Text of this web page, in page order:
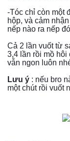
-Tóc chỉ còn một
hộp, và cảm
nếp nào ra nếp
Cả 2 lần vuốt từ
3,4 lần rồi mồ hôi
vẫn ngon luôn
Lưu ý : nếu bro
một chút rồi vuốt